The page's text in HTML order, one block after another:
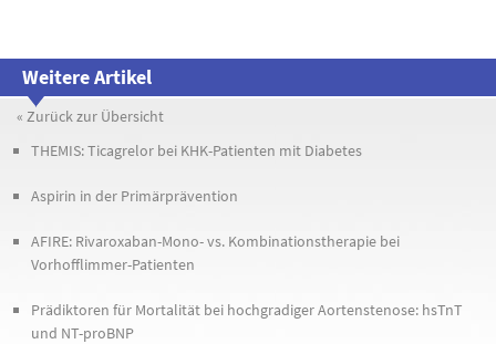
Weitere Artikel
« Zurück zur Übersicht
THEMIS: Ticagrelor bei KHK-Patienten mit Diabetes
Aspirin in der Primärprävention
AFIRE: Rivaroxaban-Mono- vs. Kombinationstherapie bei
Vorhofflimmer-Patienten
Prädiktoren für Mortalität bei hochgradiger Aortenstenose: hsTnT
und NT-proBNP